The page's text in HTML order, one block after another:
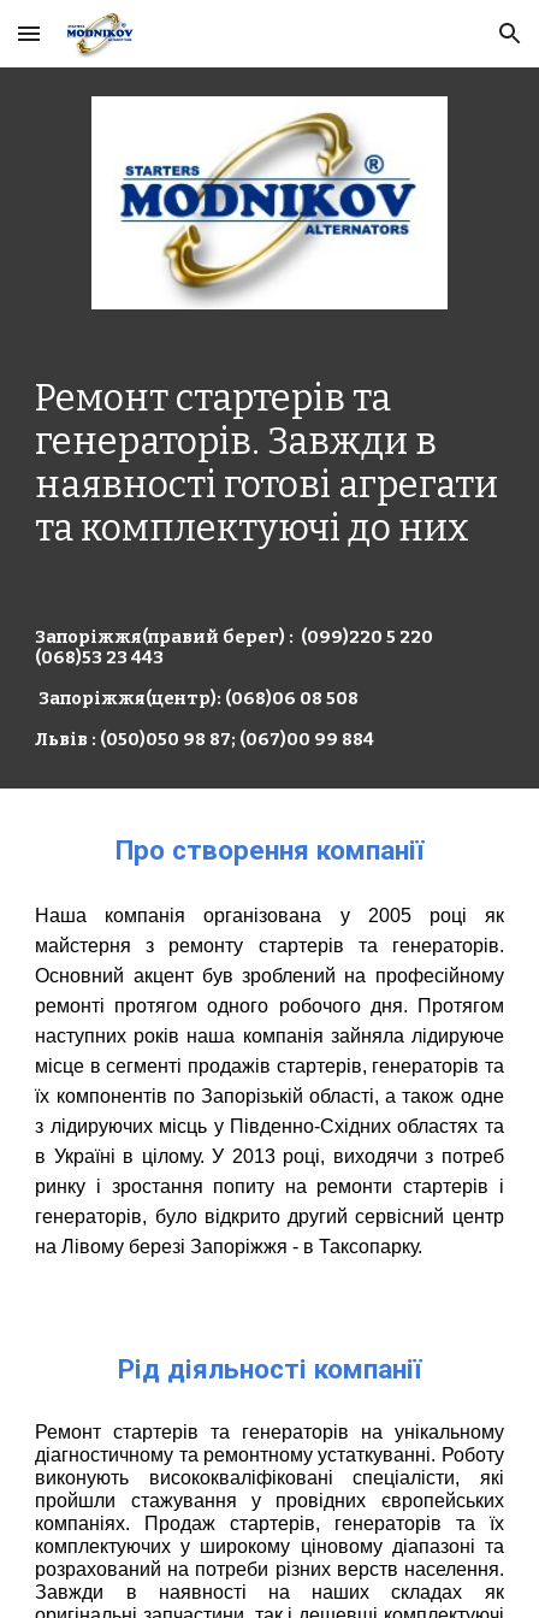
Skip to main content Skip to navigation
Ремонт стартерів та
генераторів. Завжди в
наявності готові агрегати
та комплектуючі до них
Запоріжжя(правий берег) : (099)220 5 220
(068)53 23 443
Запоріжжя(центр): (068)06 08 508
Львів : (050)050 98 87; (067)00 99 884
Про створення компанії
Наша компанія організована у 2005 році як
майстерня з ремонту стартерів та генераторів.
Основний акцент був зроблений на професійному
ремонті протягом одного робочого дня. Протягом
наступних років наша компанія зайняла лідируюче
місце в сегменті продажів стартерів, генераторів та
їх компонентів по Запорізькій області, а також одне
з лідируючих місць у Південно-Східних областях та
в Україні в цілому. У 2013 році, виходячи з потреб
ринку і зростання попиту на ремонти стартерів і
генераторів, було відкрито другий сервісний центр
на Лівому березі Запоріжжя - в Таксопарку.
Рід діяльності компанії
Ремонт стартерів та генераторів на унікальному
діагностичному та ремонтному устаткуванні. Роботу
виконують висококваліфіковані спеціалісти, які
пройшли стажування у провідних європейських
компаніях. Продаж стартерів, генераторів та їх
комплектуючих у широкому ціновому діапазоні та
розрахований на потреби різних верств населення.
Завжди в наявності на наших складах як